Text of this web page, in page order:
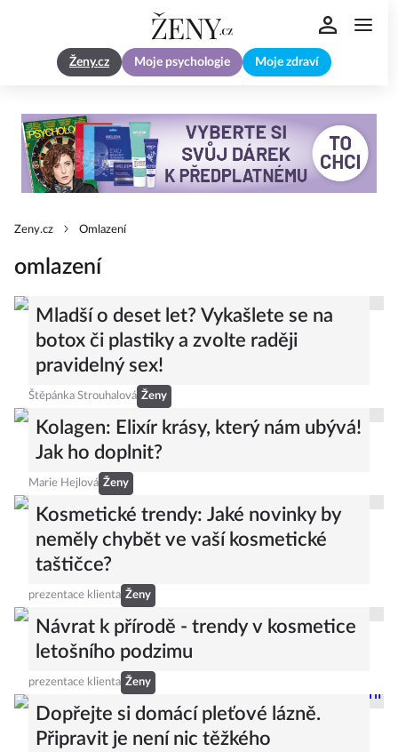
Ženy.cz Moje psychologie Moje zdraví
Zeny.cz Omlazení
omlazení
Mladší o deset let? Vykašlete se na
botox či plastiky a zvolte raději
pravidelný sex!
Štěpánka Strouhalová Ženy
Kolagen: Elixír krásy, který nám ubývá!
Jak ho doplnit?
Marie Hejlová Ženy
Kosmetické trendy: Jaké novinky by
neměly chybět ve vaší kosmetické
taštičce?
prezentace klienta Ženy
Návrat k přírodě - trendy v kosmetice
letošního podzimu
prezentace klienta Ženy
Dopřejte si domácí pleťové lázně.
Připravit je není nic těžkého